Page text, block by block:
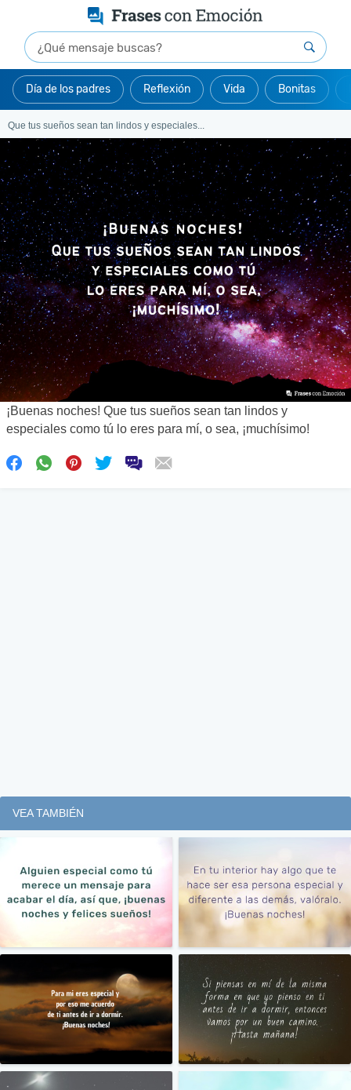
Día de los padres Reflexión Vida Bonitas
Que tus sueños sean tan lindos y especiales...
¡Buenas noches! Que tus sueños sean tan lindos y
especiales como tú lo eres para mí, o sea, ¡muchísimo!
VEA TAMBIÉN